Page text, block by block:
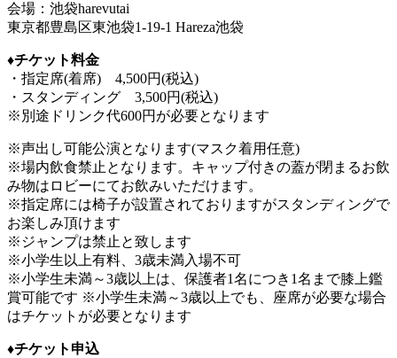
会場：池袋harevutai
東京都豊島区東池袋1-19-1 Hareza池袋
♦️チケット料金
・指定席(着席) 4,500円(税込)
・スタンディング 3,500円(税込)
※別途ドリンク代600円が必要となります
※声出し可能公演となります(マスク着用任意)
※場内飲食禁止となります。キャップ付きの蓋が閉まるお飲
み物はロビーにてお飲みいただけます。
※指定席には椅子が設置されておりますがスタンディングで
お楽しみ頂けます
※ジャンプは禁止と致します
※小学生以上有料、3歳未満入場不可
※小学生未満～3歳以上は、保護者1名につき1名まで膝上鑑
賞可能です ※小学生未満～3歳以上でも、座席が必要な場合
はチケットが必要となります
♦️チケット申込